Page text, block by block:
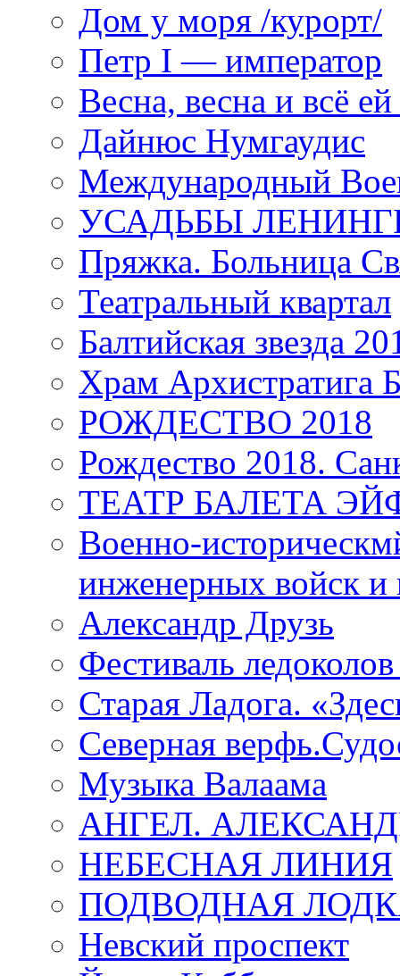
Дом у моря /курорт/
Петр I — император
Весна, весна и всё
Дайнюс Нумгаудис
Международный
УСАДЬБЫ
Пряжка. Больница
Театральный квартал
Балтийская звезда
Храм
РОЖДЕСТВО 2018
Рождество 2018.
ТЕАТР БАЛЕТА
Военно-
инженерных войск и
Александр Друзь
Фестиваль
Старая Ладога.
Северная
Музыка Валаама
АНГЕЛ.
НЕБЕСНАЯ ЛИНИЯ
ПОДВОДНАЯ
Невский проспект